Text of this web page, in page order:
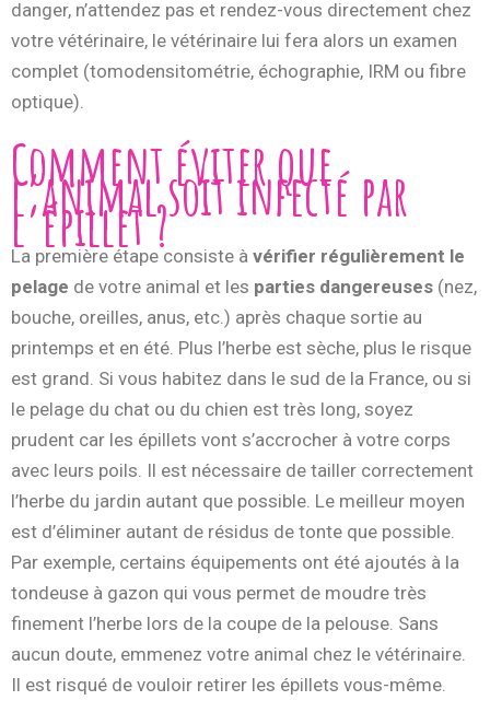
danger, n’attendez pas et rendez-vous directement chez
votre vétérinaire, le vétérinaire lui fera alors un examen
complet (tomodensitométrie, échographie, IRM ou fibre
optique).
Comment éviter que
l’animal soit infecté par
l’épillet ?
La première étape consiste à vérifier régulièrement le
pelage de votre animal et les parties dangereuses (nez,
bouche, oreilles, anus, etc.) après chaque sortie au
printemps et en été. Plus l’herbe est sèche, plus le risque
est grand. Si vous habitez dans le sud de la France, ou si
le pelage du chat ou du chien est très long, soyez
prudent car les épillets vont s’accrocher à votre corps
avec leurs poils. Il est nécessaire de tailler correctement
l’herbe du jardin autant que possible. Le meilleur moyen
est d’éliminer autant de résidus de tonte que possible.
Par exemple, certains équipements ont été ajoutés à la
tondeuse à gazon qui vous permet de moudre très
finement l’herbe lors de la coupe de la pelouse. Sans
aucun doute, emmenez votre animal chez le vétérinaire.
Il est risqué de vouloir retirer les épillets vous-même.